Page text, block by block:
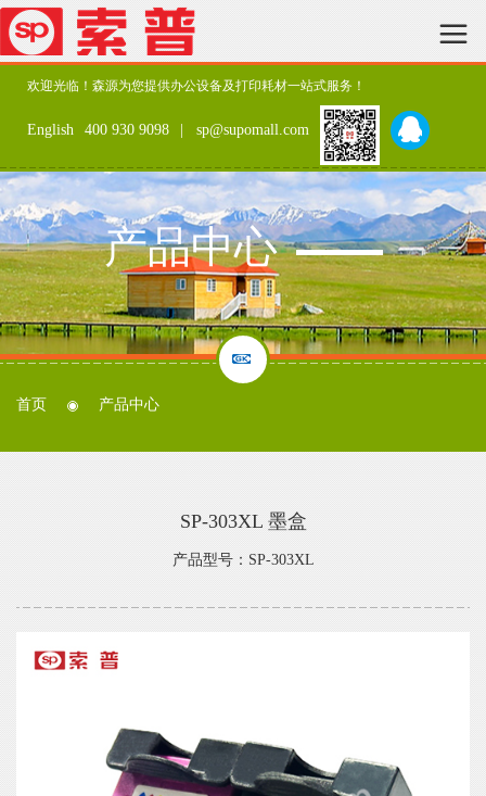
欢迎光临！森源为您提供办公设备及打印耗材一站式服务！
English 400 930 9098 | sp@supomall.com
产品中心
首页 产品中心
SP-303XL 墨盒
产品型号：SP-303XL